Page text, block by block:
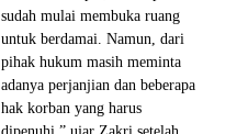
sudah mulai membuka ruang
untuk berdamai. Namun, dari
pihak hukum masih meminta
adanya perjanjian dan beberapa
hak korban yang harus